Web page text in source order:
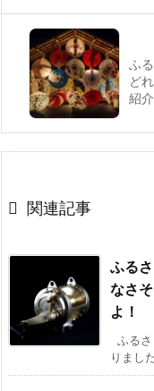
ふ
ど
紹介
 関連記事
ふる
なさ
よ！
ふる
りまし